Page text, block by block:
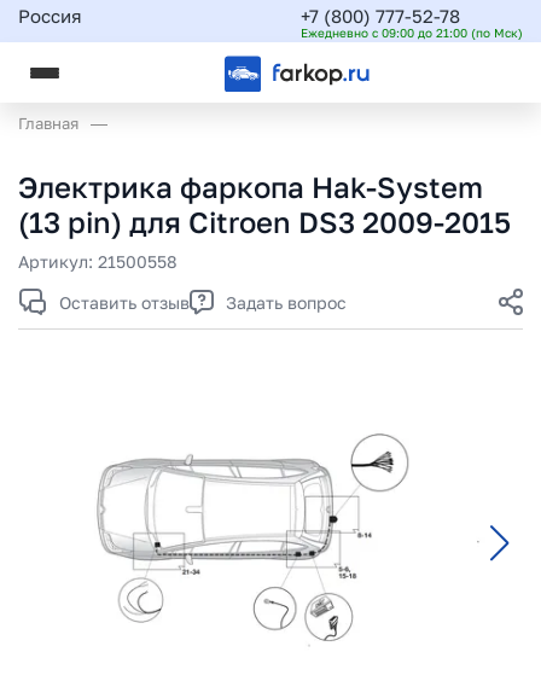
Россия +7 (800) 777-52-78
Ежедневно с 09:00 до 21:00 (по Мск)
Главная
Электрика фаркопа Hak-System
(13 pin) для Citroen DS3 2009-2015
Артикул: 21500558
Оставить отзыв
Задать вопрос